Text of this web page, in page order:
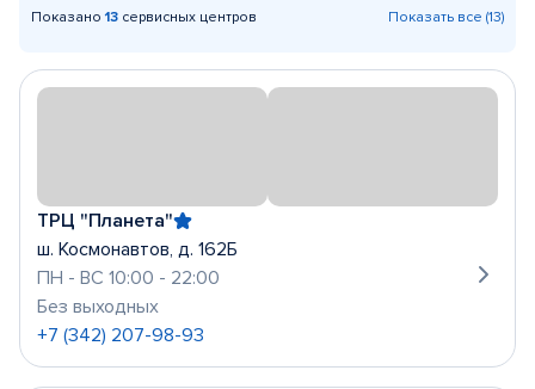
Показано 13 сервисных центров Показать все (13)
ТРЦ "Планета"
ш. Космонавтов, д. 162Б
ПН - ВС 10:00 - 22:00
Без выходных
+7 (342) 207-98-93